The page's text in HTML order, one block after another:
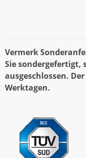
Vermerk
Sie sondergefertigt,
ausgeschlossen.
Werktagen.